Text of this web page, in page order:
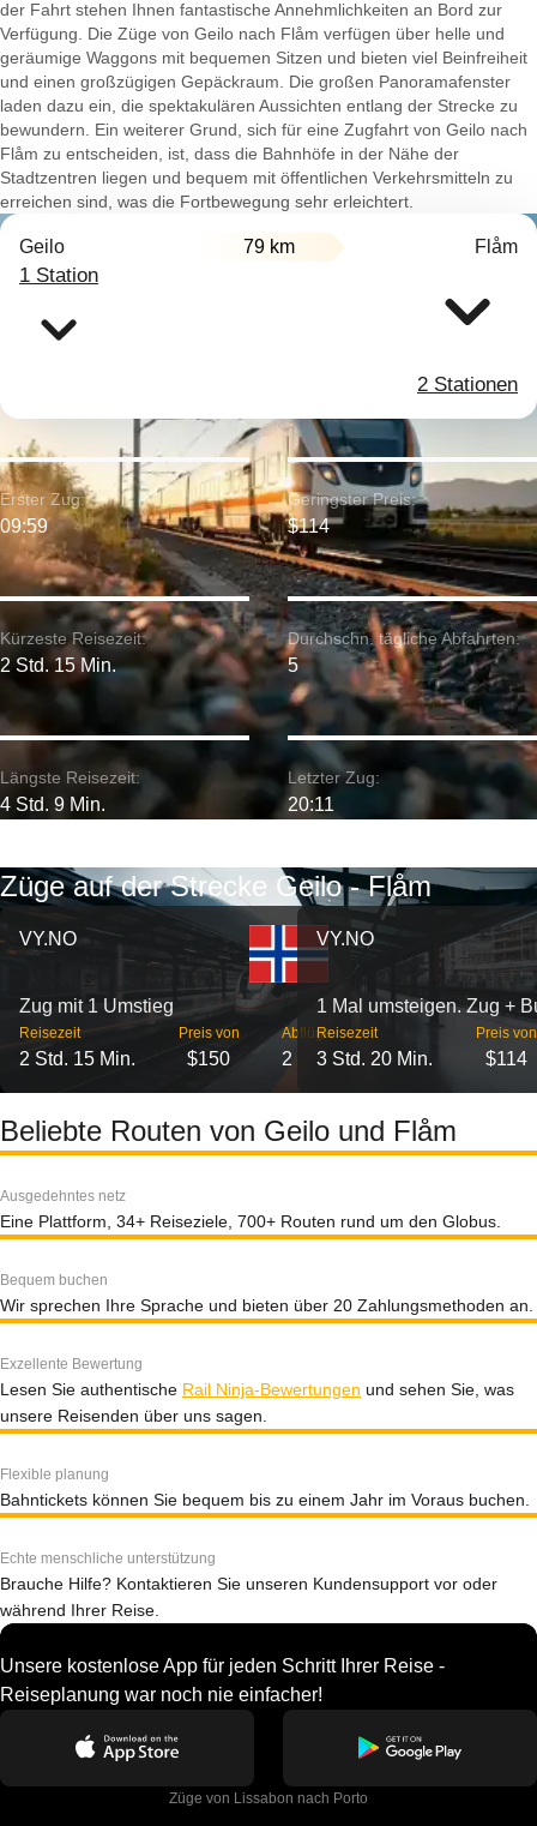
der Fahrt stehen Ihnen fantastische Annehmlichkeiten an Bord zur
Verfügung. Die Züge von Geilo nach Flåm verfügen über helle und
geräumige Waggons mit bequemen Sitzen und bieten viel Beinfreiheit
und einen großzügigen Gepäckraum. Die großen Panoramafenster
laden dazu ein, die spektakulären Aussichten entlang der Strecke zu
bewundern. Ein weiterer Grund, sich für eine Zugfahrt von Geilo nach
Flåm zu entscheiden, ist, dass die Bahnhöfe in der Nähe der
Stadtzentren liegen und bequem mit öffentlichen Verkehrsmitteln zu
erreichen sind, was die Fortbewegung sehr erleichtert.
Geilo 79 km Flåm
1 Station
2 Stationen
Kürzeste Reisezeit:
2 Std. 15 Min.
Erster Zug:
09:59
Längste Reisezeit:
4 Std. 9 Min.
Geringster Preis:
$114
Durchschn. tägliche Abfahrten:
5
Letzter Zug:
20:11
Züge auf der Strecke Geilo - Flåm
VY.NO
Zug mit 1 Umstieg
Reisezeit
2 Std. 15 Min.
Preis von
$150
Abflüge
2
VY.NO
1 Mal umsteigen. Zug +
Reisezeit
3 Std. 20 Min.
Preis von
$114
Beliebte Routen von Geilo und Flåm
Ausgedehntes netz
Eine Plattform, 34+ Reiseziele, 700+ Routen rund um den Globus.
Bequem buchen
Wir sprechen Ihre Sprache und bieten über 20 Zahlungsmethoden an.
Exzellente Bewertung
Lesen Sie authentische Rail Ninja-Bewertungen und sehen Sie, was
unsere Reisenden über uns sagen.
Flexible planung
Bahntickets können Sie bequem bis zu einem Jahr im Voraus buchen.
Echte menschliche unterstützung
Brauche Hilfe? Kontaktieren Sie unseren Kundensupport vor oder
während Ihrer Reise.
Unsere kostenlose App für jeden Schritt Ihrer Reise -
Reiseplanung war noch nie einfacher!
Züge von Lissabon nach Porto